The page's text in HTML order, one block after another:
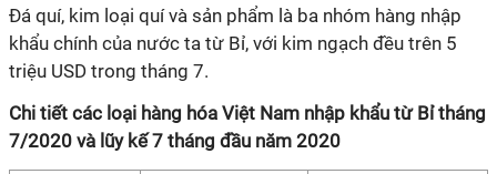
Đá quí, kim loại quí và sản phẩm là ba nhóm hàng nhập
khẩu chính của nước ta từ Bỉ, với kim ngạch đều trên 5
triệu USD trong tháng 7.
Chi tiết các loại hàng hóa Việt Nam nhập khẩu từ Bỉ tháng
7/2020 và lũy kế 7 tháng đầu năm 2020